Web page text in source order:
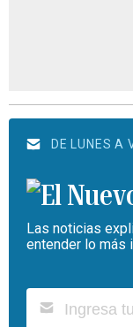
DE LUNES A
Las noticias
entender lo más